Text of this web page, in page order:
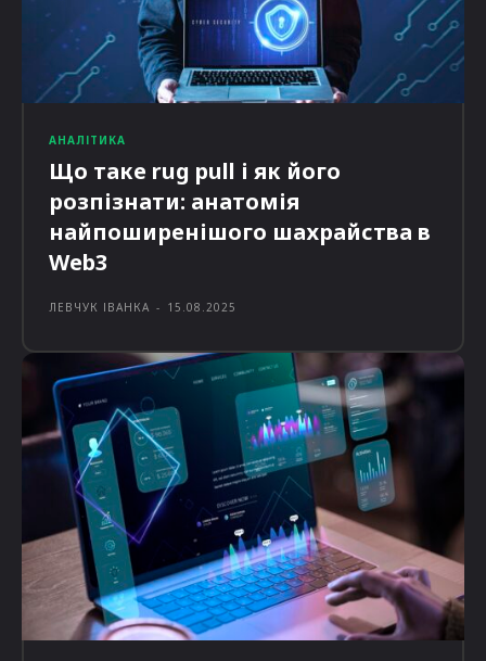
АНАЛІТИКА
Що таке rug pull і як його
розпізнати: анатомія
найпоширенішого шахрайства в
Web3
ЛЕВЧУК ІВАНКА - 15.08.2025